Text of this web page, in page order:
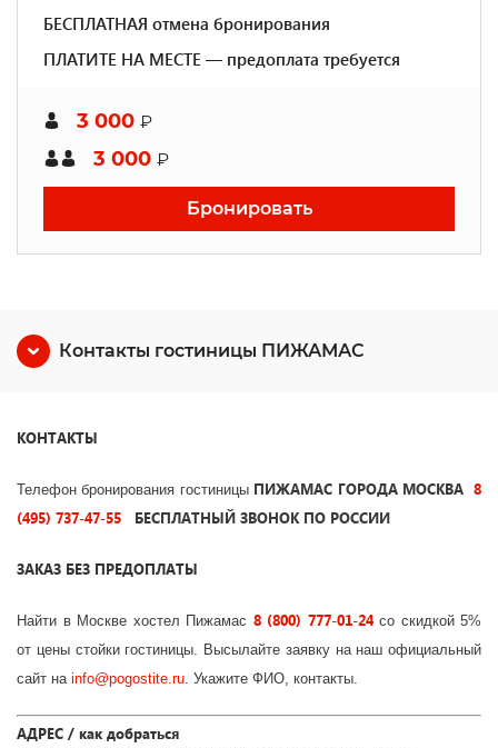
БЕСПЛАТНАЯ отмена бронирования
ПЛАТИТЕ НА МЕСТЕ — предоплата требуется
3 000 ₽
3 000 ₽
Бронировать
Контакты гостиницы ПИЖАМАС
КОНТАКТЫ
Телефон бронирования гостиницы ПИЖАМАС ГОРОДА МОСКВА 8
(495) 737-47-55
БЕСПЛАТНЫЙ ЗВОНОК ПО РОССИИ
ЗАКАЗ БЕЗ ПРЕДОПЛАТЫ
Найти в Москве хостел Пижамас 8 (800) 777-01-24 со скидкой 5%
от цены стойки гостиницы. Высылайте заявку на наш официальный
сайт на info@pogostite.ru. Укажите ФИО, контакты.
АДРЕС / как добраться